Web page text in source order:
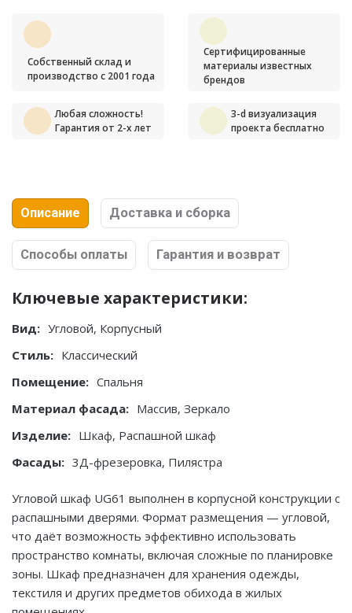
Собственный склад и
производство с 2001 года
Сертифицированные
материалы известных
брендов
Любая сложность!
Гарантия от 2-х лет
3-d визуализация
проекта бесплатно
Описание Доставка и сборка
Способы оплаты Гарантия и возврат
Ключевые характеристики:
Вид: Угловой, Корпусный
Стиль: Классический
Помещение: Спальня
Материал фасада: Массив, Зеркало
Изделие: Шкаф, Распашной шкаф
Фасады: 3Д-фрезеровка, Пилястра
Угловой шкаф UG61 выполнен в корпусной конструкции с
распашными дверями. Формат размещения — угловой,
что даёт возможность эффективно использовать
пространство комнаты, включая сложные по планировке
зоны. Шкаф предназначен для хранения одежды,
текстиля и других предметов обихода в жилых